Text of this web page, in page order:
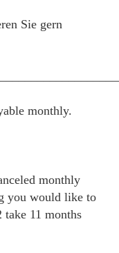
Sie gern
monthly.
monthly
you would like to
11 months